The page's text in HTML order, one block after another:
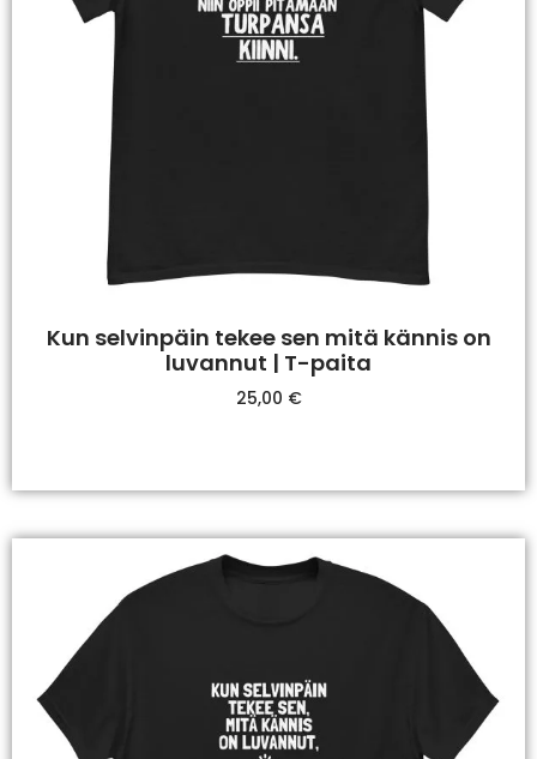
Kun selvinpäin tekee sen mitä kännis on
luvannut | T-paita
25,00 €